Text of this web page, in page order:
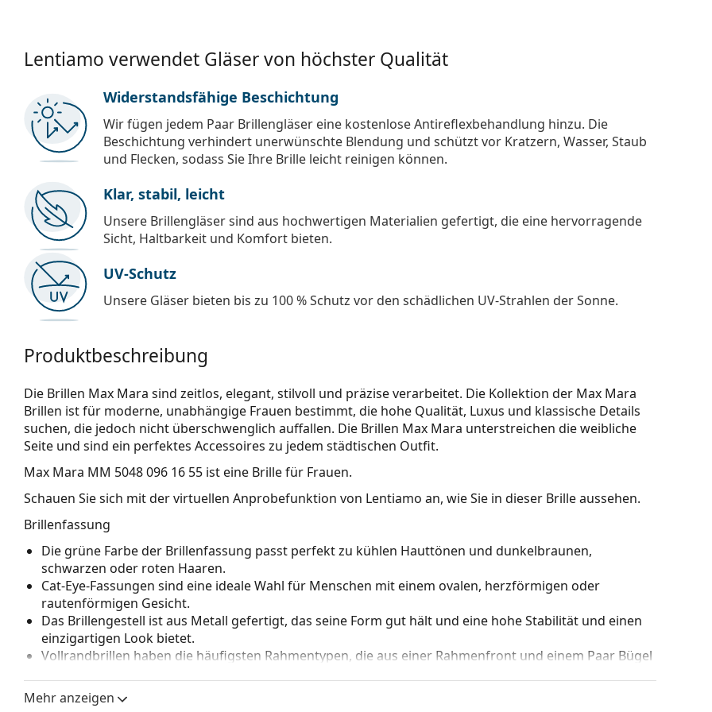
Lentiamo verwendet Gläser von höchster Qualität
Widerstandsfähige Beschichtung
Wir fügen jedem Paar Brillengläser eine kostenlose Antireflexbehandlung hinzu. Die
Beschichtung verhindert unerwünschte Blendung und schützt vor Kratzern, Wasser, Staub
und Flecken, sodass Sie Ihre Brille leicht reinigen können.
Klar, stabil, leicht
Unsere Brillengläser sind aus hochwertigen Materialien gefertigt, die eine hervorragende
Sicht, Haltbarkeit und Komfort bieten.
UV-Schutz
Unsere Gläser bieten bis zu 100 % Schutz vor den schädlichen UV-Strahlen der Sonne.
Produktbeschreibung
Die Brillen Max Mara sind zeitlos, elegant, stilvoll und präzise verarbeitet. Die Kollektion der Max Mara
Brillen ist für moderne, unabhängige Frauen bestimmt, die hohe Qualität, Luxus und klassische Details
suchen, die jedoch nicht überschwenglich auffallen. Die Brillen Max Mara unterstreichen die weibliche
Seite und sind ein perfektes Accessoires zu jedem städtischen Outfit.
Max Mara MM 5048 096 16 55 ist eine Brille für Frauen.
Schauen Sie sich mit der virtuellen Anprobefunktion von Lentiamo an, wie Sie in dieser Brille aussehen.
Brillenfassung
Die grüne Farbe der Brillenfassung passt perfekt zu kühlen Hauttönen und dunkelbraunen,
schwarzen oder roten Haaren.
Cat-Eye-Fassungen sind eine ideale Wahl für Menschen mit einem ovalen, herzförmigen oder
rautenförmigen Gesicht.
Das Brillengestell ist aus Metall gefertigt, das seine Form gut hält und eine hohe Stabilität und einen
einzigartigen Look bietet.
Vollrandbrillen haben die häufigsten Rahmentypen, die aus einer Rahmenfront und einem Paar Bügel
Vorteile ist die Robustheit, Langlebigkeit, die Tatsache, dass sie das Glas vollständig umschließen, und
vor allem ihr Schutz vor Beschädigungen. Dieser Rahmentyp ist für alle Gläser geeignet, auch für
Mehr anzeigen